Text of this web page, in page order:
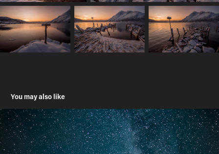
You may also like